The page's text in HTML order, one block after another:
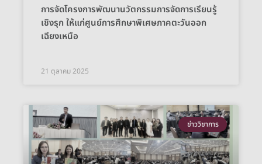
การจัดโครงการพัฒนานวัตกรรมการจัดการเรียนรู้
เชิงรุก ให้แก่ศูนย์การศึกษาพิเศษภาคตะวันออก
เฉียงเหนือ
21 ตุลาคม 2025
ข่าววิชาการ